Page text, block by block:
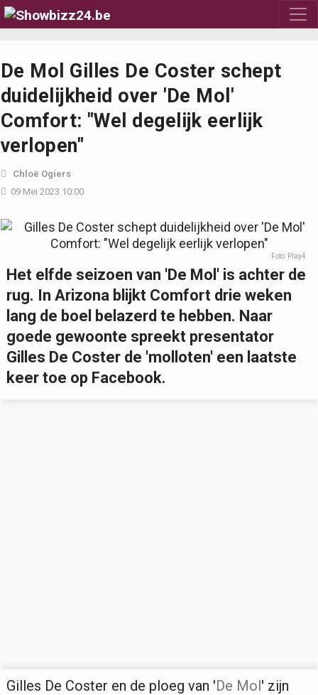
De Mol Gilles De Coster schept
duidelijkheid over 'De Mol'
Comfort: "Wel degelijk eerlijk
verlopen"
Chloë Ogiers
09 Mei 2023 10:00
Foto: Play4
Het elfde seizoen van 'De Mol' is achter de
rug. In Arizona blijkt Comfort drie weken
lang de boel belazerd te hebben. Naar
goede gewoonte spreekt presentator
Gilles De Coster de 'molloten' een laatste
keer toe op Facebook.
Gilles De Coster en de ploeg van 'De Mol' zijn